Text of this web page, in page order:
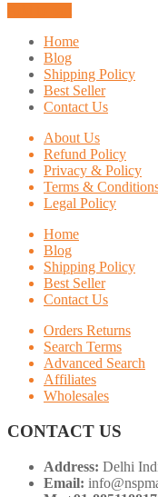
Home
Blog
Shipping Policy
Best Seller
Contact Us
About Us
Refund Policy
Privacy & Policy
Terms &
Legal Policy
Home
Blog
Shipping Policy
Best Seller
Contact Us
Orders Returns
Search Terms
Advanced Search
Affiliates
Wholesales
CONTACT US
Address: Delhi
Email: